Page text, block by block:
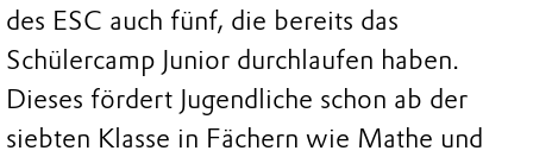
des ESC auch fünf, die bereits das
Schülercamp Junior durchlaufen haben.
Dieses fördert Jugendliche schon ab der
siebten Klasse in Fächern wie Mathe und